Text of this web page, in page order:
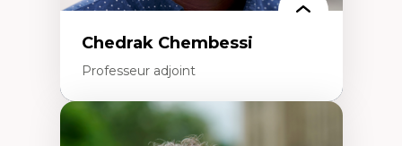
Chedrak Chembessi
Professeur adjoint